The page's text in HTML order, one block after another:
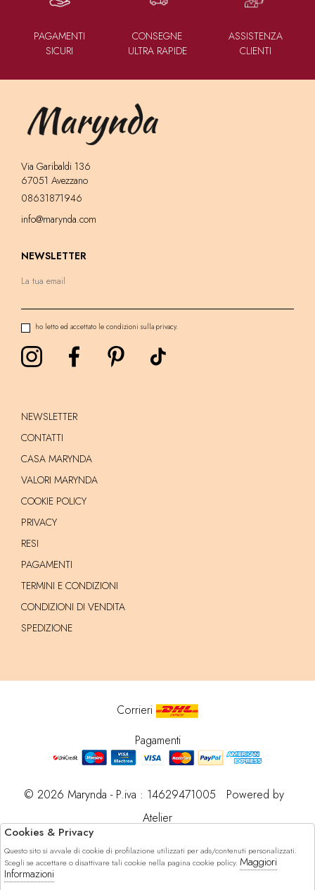
PAGAMENTI
SICURI
CONSEGNE
ULTRA RAPIDE
ASSISTENZA
CLIENTI
Via Garibaldi 136
67051 Avezzano
08631871946
info@marynda.com
NEWSLETTER
ho letto ed accettato le condizioni sulla privacy.
NEWSLETTER
CONTATTI
CASA MARYNDA
VALORI MARYNDA
COOKIE POLICY
PRIVACY
RESI
PAGAMENTI
TERMINI E CONDIZIONI
CONDIZIONI DI VENDITA
SPEDIZIONE
© 2026 Marynda - P.iva : 14629471005 Powered by
Atelier
gruppo Zucchetti
Corrieri
Pagamenti
Cookies & Privacy
Questo sito si avvale di cookie di profilazione utilizzati per ads/contenuti personalizzati.
Scegli se accettare o disattivare tali cookie nella pagina cookie policy. Maggiori
Informazioni